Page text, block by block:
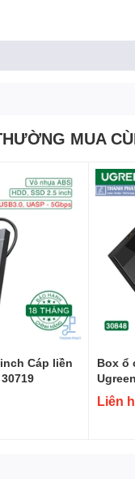
MUA
Cáp liền
Box ổ
Liên